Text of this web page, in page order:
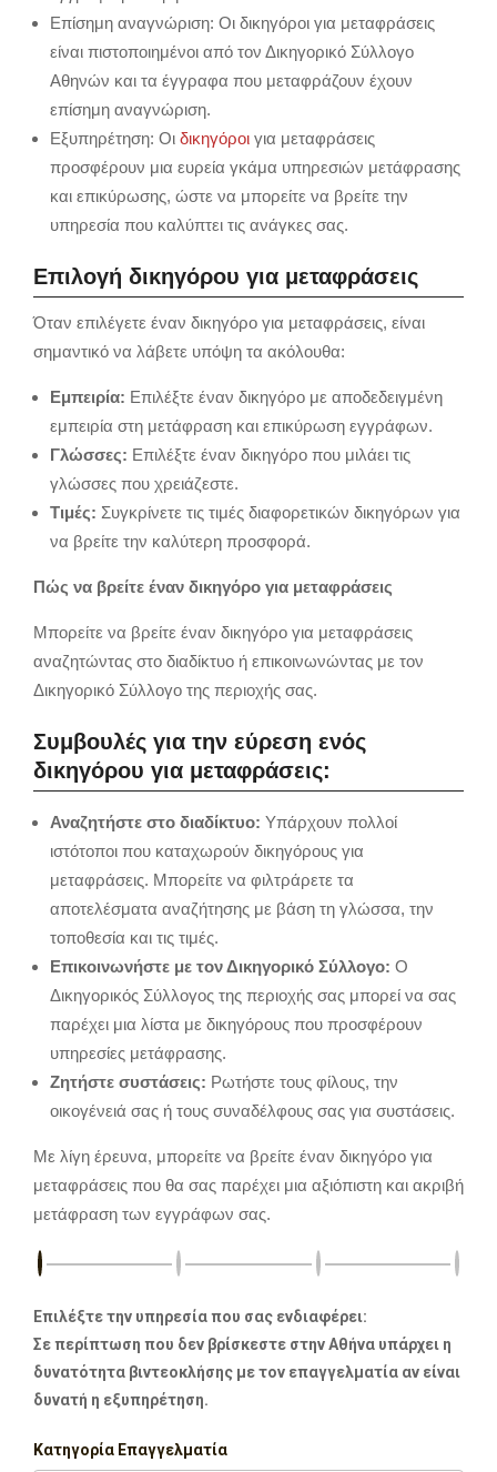
Επίσημη αναγνώριση: Οι δικηγόροι για μεταφράσεις
είναι πιστοποιημένοι από τον Δικηγορικό Σύλλογο
Αθηνών και τα έγγραφα που μεταφράζουν έχουν
επίσημη αναγνώριση.
Εξυπηρέτηση: Οι δικηγόροι για μεταφράσεις
προσφέρουν μια ευρεία γκάμα υπηρεσιών μετάφρασης
και επικύρωσης, ώστε να μπορείτε να βρείτε την
υπηρεσία που καλύπτει τις ανάγκες σας.
Επιλογή δικηγόρου για μεταφράσεις
Όταν επιλέγετε έναν δικηγόρο για μεταφράσεις, είναι
σημαντικό να λάβετε υπόψη τα ακόλουθα:
Εμπειρία: Επιλέξτε έναν δικηγόρο με αποδεδειγμένη
εμπειρία στη μετάφραση και επικύρωση εγγράφων.
Γλώσσες: Επιλέξτε έναν δικηγόρο που μιλάει τις
γλώσσες που χρειάζεστε.
Τιμές: Συγκρίνετε τις τιμές διαφορετικών δικηγόρων για
να βρείτε την καλύτερη προσφορά.
Πώς να βρείτε έναν δικηγόρο για μεταφράσεις
Μπορείτε να βρείτε έναν δικηγόρο για μεταφράσεις
αναζητώντας στο διαδίκτυο ή επικοινωνώντας με τον
Δικηγορικό Σύλλογο της περιοχής σας.
Συμβουλές για την εύρεση ενός
δικηγόρου για μεταφράσεις:
Αναζητήστε στο διαδίκτυο: Υπάρχουν πολλοί
ιστότοποι που καταχωρούν δικηγόρους για
μεταφράσεις. Μπορείτε να φιλτράρετε τα
αποτελέσματα αναζήτησης με βάση τη γλώσσα, την
τοποθεσία και τις τιμές.
Επικοινωνήστε με τον Δικηγορικό Σύλλογο: Ο
Δικηγορικός Σύλλογος της περιοχής σας μπορεί να σας
παρέχει μια λίστα με δικηγόρους που προσφέρουν
υπηρεσίες μετάφρασης.
Ζητήστε συστάσεις: Ρωτήστε τους φίλους, την
οικογένειά σας ή τους συναδέλφους σας για συστάσεις.
Με λίγη έρευνα, μπορείτε να βρείτε έναν δικηγόρο για
μεταφράσεις που θα σας παρέχει μια αξιόπιστη και ακριβή
μετάφραση των εγγράφων σας.
Επιλέξτε την υπηρεσία που σας ενδιαφέρει:
Σε περίπτωση που δεν βρίσκεστε στην Αθήνα υπάρχει η
δυνατότητα βιντεοκλήσης με τον επαγγελματία αν είναι
δυνατή η εξυπηρέτηση.
Κατηγορία Επαγγελματία